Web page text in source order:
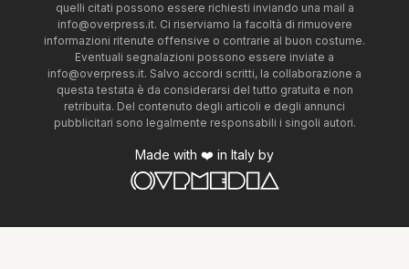
quelli citati possono essere richiesti inviando una mail a
info@overpress.it. Ci riserviamo la facoltà di rimuovere
informazioni ritenute offensive o contrarie al buon costume.
Eventuali segnalazioni possono essere inviate a
info@overpress.it. Salvo accordi scritti, la collaborazione a
questa testata è da considerarsi del tutto gratuita e non
retribuita. Del contenuto degli articoli e degli annunci
pubblicitari sono legalmente responsabili i singoli autori.
Made with ❤️ in Italy by